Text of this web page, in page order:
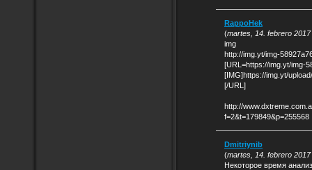
RappoHek
(martes, 14. febrero 2017
img
http://img.yt/img-
[URL=https://img.yt/img-
[IMG]https://img.yt/
[/URL]
http://
f=2&t=179849&p=255568
Dmitriynib
(martes, 14. febrero 2017
Некоторое время